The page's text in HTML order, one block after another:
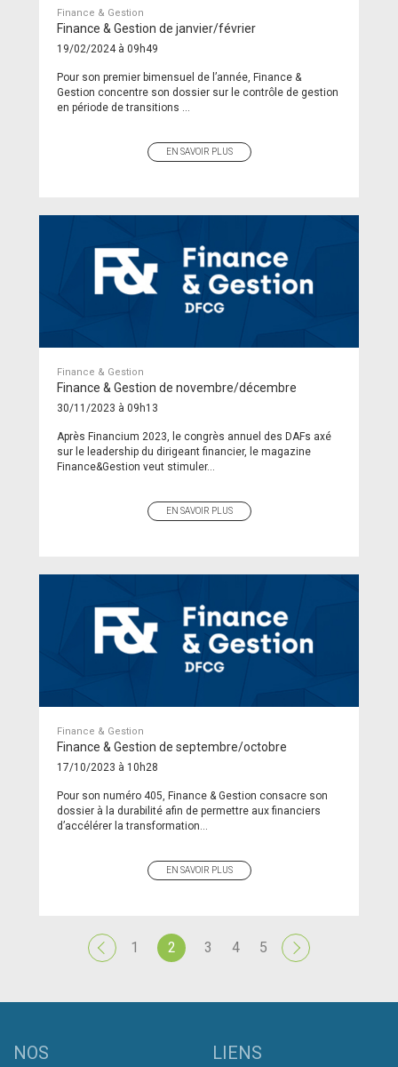
Finance & Gestion
Finance & Gestion de janvier/février
19/02/2024 à 09h49
Pour son premier bimensuel de l’année, Finance &
Gestion concentre son dossier sur le contrôle de gestion
en période de transitions ...
EN SAVOIR PLUS
Finance & Gestion
Finance & Gestion de novembre/décembre
30/11/2023 à 09h13
Après Financium 2023, le congrès annuel des DAFs axé
sur le leadership du dirigeant financier, le magazine
Finance&Gestion veut stimuler...
EN SAVOIR PLUS
Finance & Gestion
Finance & Gestion de septembre/octobre
17/10/2023 à 10h28
Pour son numéro 405, Finance & Gestion consacre son
dossier à la durabilité afin de permettre aux financiers
d’accélérer la transformation...
EN SAVOIR PLUS
1 2 3 4 5
NOS
LIENS